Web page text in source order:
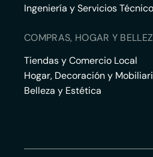
Ingeniería y Servicios
COMPRAS, HOGAR Y
Tiendas y Comercio Local
Hogar, Decoración y
Belleza y Estética